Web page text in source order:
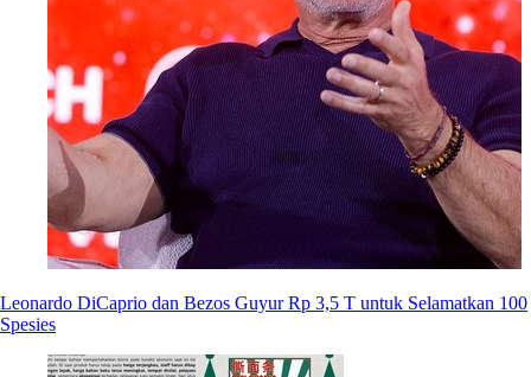
Leonardo DiCaprio dan Bezos Guyur Rp 3,5 T untuk Selamatkan 100
Spesies